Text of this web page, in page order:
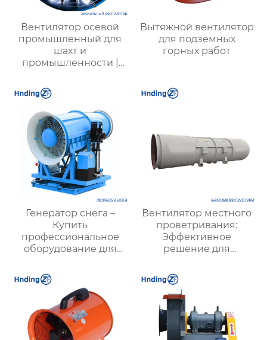
Вентилятор осевой
промышленный для
шахт и
промышленности |
эффективность и
надежность
Вытяжной вентилятор
для подземных
горных работ
Генератор снега –
Купить
профессиональное
оборудование для
искусственного снега
Вентилятор местного
проветривания:
Эффективное
решение для
воздуха и комфорта на
рабочих местах